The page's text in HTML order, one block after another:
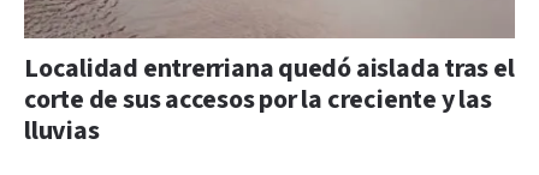
Localidad entrerriana quedó aislada tras el
corte de sus accesos por la creciente y las
lluvias